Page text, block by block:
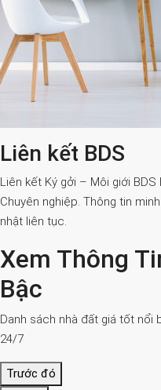
Liên kết BDS
Liên kết Ký gởi – Môi giới
Chuyên nghiệp. Thông tin
nhật liên tục.
Xem Thông
Bậc
Danh sách nhà đất giá tốt nổi
24/7
Trước đó